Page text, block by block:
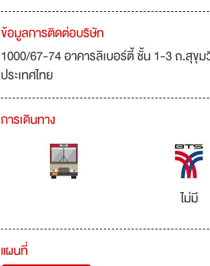
ข้อมูลการติดต่อบริษัท
1000/67-74 อาคารลิเบอร์ตี้ ชั้น 1-3 ถ.สุขุ
ประเทศไทย
การเดินทาง
ไม่มี
แผนที่